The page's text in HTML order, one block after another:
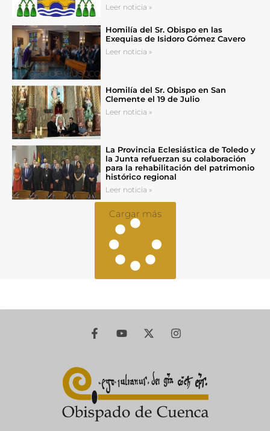
Leer noticia »
Homilía del Sr. Obispo en las
Exequias de Isidoro Gómez Cavero
Leer noticia »
Homilía del Sr. Obispo en San
Clemente el 19 de Julio
Leer noticia »
La Provincia Eclesiástica de Toledo y
la Junta refuerzan su colaboración
para la rehabilitación del patrimonio
histórico regional
Leer noticia »
Cargar más